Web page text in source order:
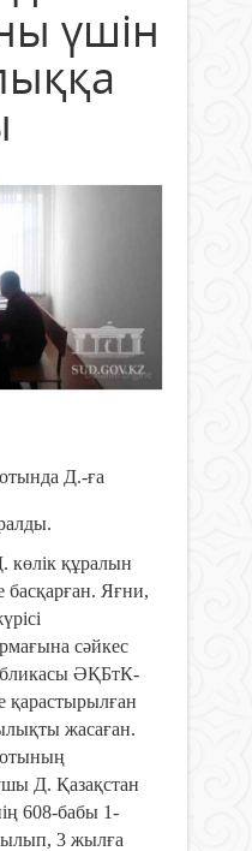
үшін
Д.-ға
көлік құралын
басқарған. Яғни,
сәйкес
ӘҚБтК-
қарастырылған
жасаған.
Д. Қазақстан
608-бабы 1-
3 жылға